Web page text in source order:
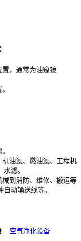
置，通常为油窥镜
油滤、燃油滤、工程机
滤。
到消防、维修、搬运等
动输送线等。
空气净化设备